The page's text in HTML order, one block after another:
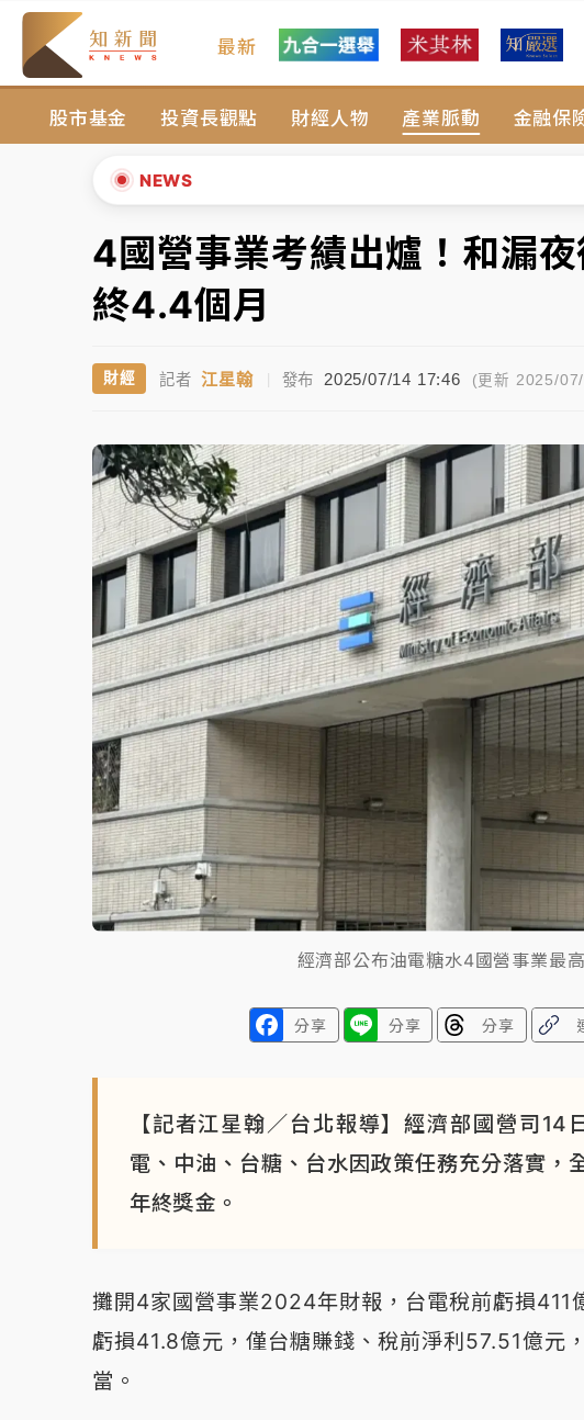
最新
股市基金 投資長觀點 財經人物 產業脈動 金融保
NEWS
白海豚逼近！新北高灘地停車場下午4時強制拖吊 中午
中颱白海豚環流掠北海！今明防劇烈降雨 東部高溫飆38
周末精選｜ 慈濟遭詐10億完整始末曝！律師掮客大玩兩
本周爆款短影音｜
蔣萬安的建中同學！47歲法律學霸戰桃園 公開上任首
白海豚逼近！新北高灘地停車場下午4時強制拖吊 中午
中颱白海豚環流掠北海！今明防劇烈降雨 東部高溫飆
周末精選｜ 慈濟遭詐10億完整始末曝！律師掮客大玩
本周爆款短影音｜ 柯文哲帶電子手鐶拄拐杖現身／周玉
周末精選｜ 跨境網購族注意！EZ Way若改由政府委任
蔣萬安的建中同學！47歲法律學霸戰桃園 公開上任首
▲
▼
4國營事業考績出爐！和漏
終4.4個月
財經 記者 江星翰 | 發布 2025/07/14 17:46 (更新 2025/
經濟部公布油電糖水4國營事業最
分享 分享 分享
【記者江星翰／台北報導】經濟部國營司
電、中油、台糖、台水因政策任務充分落實，
年終獎金。
攤開4家國營事業2024年財報，台電稅前虧損
虧損41.8億元，僅台糖賺錢、稅前淨利57.51億元
當。